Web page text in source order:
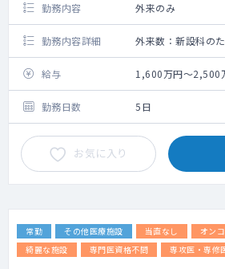
勤務内容 外来のみ
勤務内容詳細 外来数：新設科の
給与 1,600万円～2,500
勤務日数 5日
お気に入り
常勤 その他医療施設 当直なし オン
綺麗な施設
専門医資格不問 専攻医・専修